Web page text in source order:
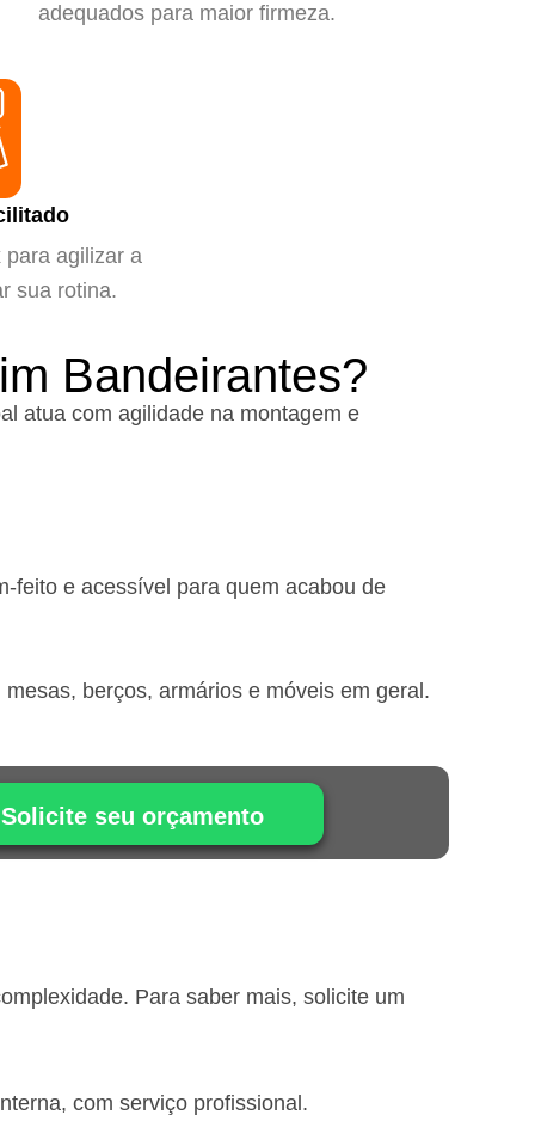
adequados para maior firmeza.
agilizar a
sua rotina.
Bandeirantes?
atua com agilidade na montagem e
feito e acessível para quem acabou de
berços, armários e móveis em geral.
Solicite seu orçamento
Para saber mais, solicite um
com serviço profissional.